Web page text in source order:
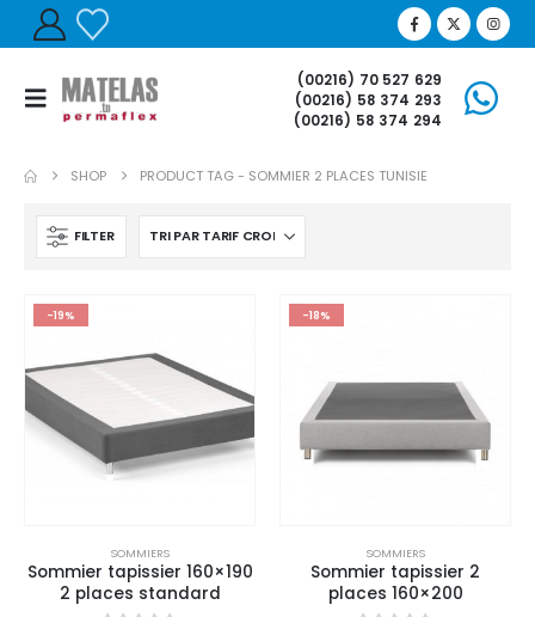
(00216) 70 527 629
(00216) 58 374 293
(00216) 58 374 294
SHOP PRODUCT TAG - SOMMIER 2 PLACES TUNISIE
FILTER
-19%
SOMMIERS
Sommier tapissier 160×190
2 places standard
-18%
SOMMIERS
Sommier tapissier 2
places 160×200